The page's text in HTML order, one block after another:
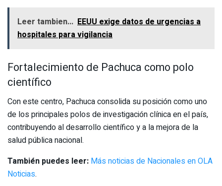
Leer tambien... EEUU exige datos de urgencias a
hospitales para vigilancia
Fortalecimiento de Pachuca como polo
científico
Con este centro, Pachuca consolida su posición como uno
de los principales polos de investigación clínica en el país,
contribuyendo al desarrollo científico y a la mejora de la
salud pública nacional.
También puedes leer: Más noticias de Nacionales en OLA
Noticias.